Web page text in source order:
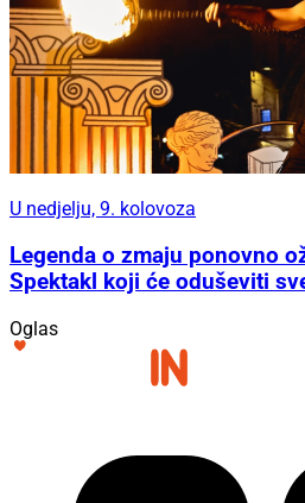
U nedjelju, 9. kolovoza
Legenda o zmaju ponovno
Spektakl koji će oduševiti
Oglas